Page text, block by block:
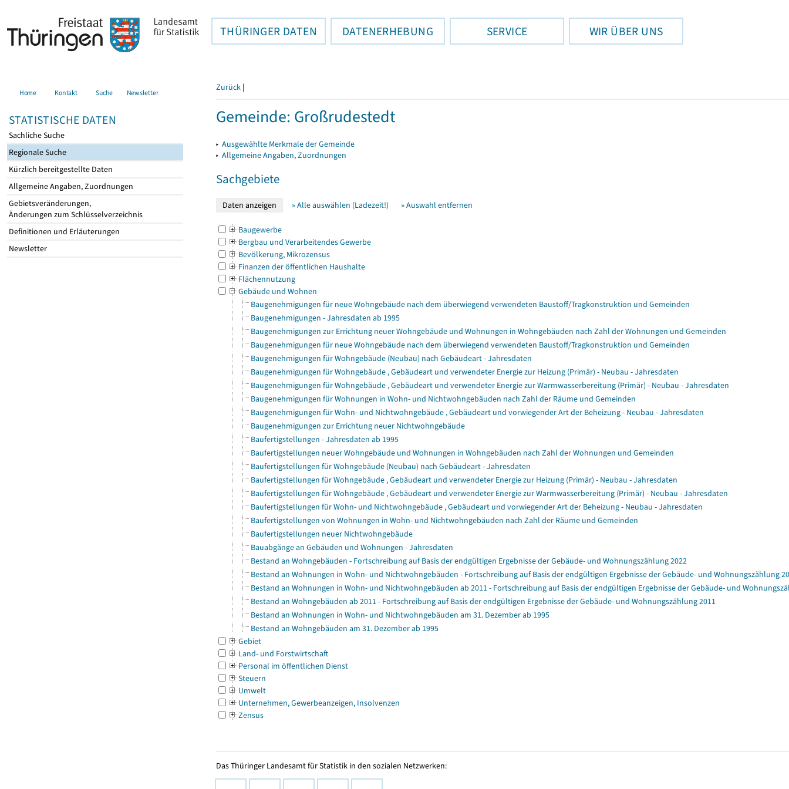
THÜRINGER DATEN DATENERHEBUNG SERVICE WIR ÜBER UNS
Home Kontakt Suche Newsletter
STATISTISCHE DATEN
Sachliche Suche
Regionale Suche
Kürzlich bereitgestellte Daten
Allgemeine Angaben, Zuordnungen
Gebietsveränderungen,
Änderungen zum Schlüsselverzeichnis
Definitionen und Erläuterungen
Newsletter
Zurück |
Gemeinde: Großrudestedt
▸ Ausgewählte Merkmale der Gemeinde
▸ Allgemeine Angaben, Zuordnungen
Sachgebiete
» Alle auswählen (Ladezeit!) » Auswahl entfernen
Baugewerbe
Bergbau und Verarbeitendes Gewerbe
Bevölkerung, Mikrozensus
Finanzen der öffentlichen Haushalte
Flächennutzung
Gebäude und Wohnen
Baugenehmigungen für neue Wohngebäude nach dem überwiegend verwendeten Baustoff/Tragkonstruktion und Gemeinden
Baugenehmigungen - Jahresdaten ab 1995
Baugenehmigungen zur Errichtung neuer Wohngebäude und Wohnungen in Wohngebäuden nach Zahl der Wohnungen und Gemeinden
Baugenehmigungen für neue Wohngebäude nach dem überwiegend verwendeten Baustoff/Tragkonstruktion und Gemeinden
Baugenehmigungen für Wohngebäude (Neubau) nach Gebäudeart - Jahresdaten
Baugenehmigungen für Wohngebäude , Gebäudeart und verwendeter Energie zur Heizung (Primär) - Neubau - Jahresdaten
Baugenehmigungen für Wohngebäude , Gebäudeart und verwendeter Energie zur Warmwasserbereitung (Primär) - Neubau - Jahresdaten
Baugenehmigungen für Wohnungen in Wohn- und Nichtwohngebäuden nach Zahl der Räume und Gemeinden
Baugenehmigungen für Wohn- und Nichtwohngebäude , Gebäudeart und vorwiegender Art der Beheizung - Neubau - Jahresdaten
Baugenehmigungen zur Errichtung neuer Nichtwohngebäude
Baufertigstellungen - Jahresdaten ab 1995
Baufertigstellungen neuer Wohngebäude und Wohnungen in Wohngebäuden nach Zahl der Wohnungen und Gemeinden
Baufertigstellungen für Wohngebäude (Neubau) nach Gebäudeart - Jahresdaten
Baufertigstellungen für Wohngebäude , Gebäudeart und verwendeter Energie zur Heizung (Primär) - Neubau - Jahresdaten
Baufertigstellungen für Wohngebäude , Gebäudeart und verwendeter Energie zur Warmwasserbereitung (Primär) - Neubau - Jahresdaten
Baufertigstellungen für Wohn- und Nichtwohngebäude , Gebäudeart und vorwiegender Art der Beheizung - Neubau - Jahresdaten
Baufertigstellungen von Wohnungen in Wohn- und Nichtwohngebäuden nach Zahl der Räume und Gemeinden
Baufertigstellungen neuer Nichtwohngebäude
Bauabgänge an Gebäuden und Wohnungen - Jahresdaten
Bestand an Wohngebäuden - Fortschreibung auf Basis der endgültigen Ergebnisse der Gebäude- und Wohnungszählung 2022
Bestand an Wohnungen in Wohn- und Nichtwohngebäuden - Fortschreibung auf Basis der endgültigen Ergebnisse der Gebäude- und Wohnungszählung
Bestand an Wohnungen in Wohn- und Nichtwohngebäuden ab 2011 - Fortschreibung auf Basis der endgültigen Ergebnisse der Gebäude- und
Bestand an Wohngebäuden ab 2011 - Fortschreibung auf Basis der endgültigen Ergebnisse der Gebäude- und Wohnungszählung 2011
Bestand an Wohnungen in Wohn- und Nichtwohngebäuden am 31. Dezember ab 1995
Bestand an Wohngebäuden am 31. Dezember ab 1995
Gebiet
Land- und Forstwirtschaft
Personal im öffentlichen Dienst
Steuern
Umwelt
Unternehmen, Gewerbeanzeigen, Insolvenzen
Zensus
Das Thüringer Landesamt für Statistik in den sozialen Netzwerken: